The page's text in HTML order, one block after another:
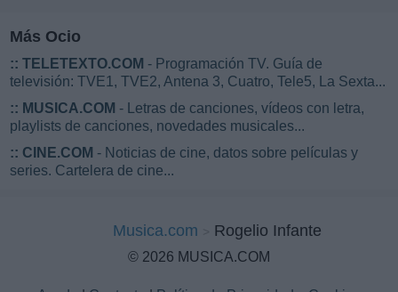
Más Ocio
:: TELETEXTO.COM - Programación TV. Guía de
televisión: TVE1, TVE2, Antena 3, Cuatro, Tele5, La Sexta...
:: MUSICA.COM - Letras de canciones, vídeos con letra,
playlists de canciones, novedades musicales...
:: CINE.COM - Noticias de cine, datos sobre películas y
series. Cartelera de cine...
Musica.com Rogelio Infante
© 2026 MUSICA.COM